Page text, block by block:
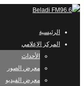
الرئيسية
المركز الإعلامي
الأحداث
معرض الصور
معرض الفيديو